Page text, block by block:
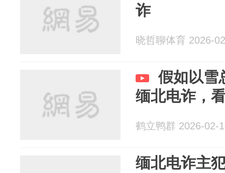
诈
晓哲聊体育 2026-
假如以雪
缅北电诈，
鹤立鸭群 2026-02-
缅北电诈主